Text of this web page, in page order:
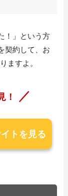
！」という方
契約して、お
ますよ。
！ ／
トを見る